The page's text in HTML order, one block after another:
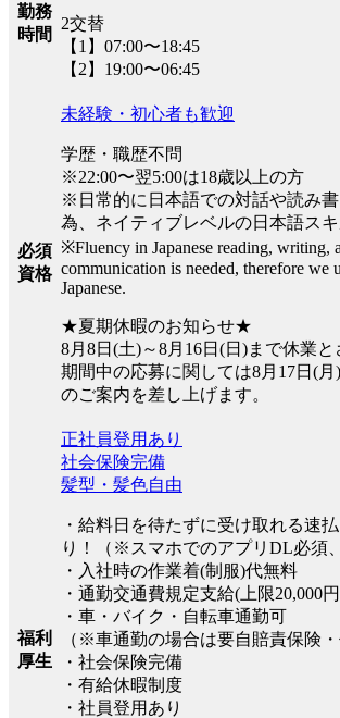
勤務
時間
2交替
【1】07:00〜18:45
【2】19:00〜06:45
必須
資格
未経験・初心者も歓迎
学歴・職歴不問
※22:00〜翌5:00は18歳以上の方
※日常的に日本語での対話や読み
為、ネイティブレベルの日本語スキ
※Fluency in Japanese reading, writing,
communication is needed, therefore we
Japanese.
★夏期休暇のお知らせ★
8月8日(土)～8月16日(日)まで休業と
期間中の応募に関しては8月17日(
のご案内を差し上げます。
福利
厚生
正社員登用あり
社会保険完備
髪型・髪色自由
・給料日を待たずに受け取れる速
り！（※スマホでのアプリDL必須
・入社時の作業着(制服)代無料
・通勤交通費規定支給(上限20,000円
・車・バイク・自転車通勤可
（※車通勤の場合は要自賠責保険・
・社会保険完備
・有給休暇制度
・社員登用あり